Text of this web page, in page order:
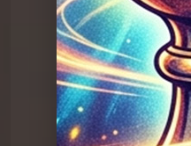
Question Graal
Question Graal